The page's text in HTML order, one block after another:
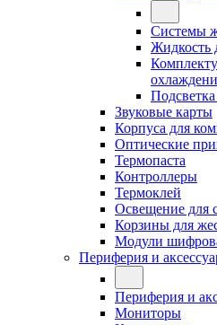
Системы
Жидкость
Звуковые карты
Корпуса для
Оптические
Термопаста
Контроллеры
Термоклей
Освещение для
Корзины для
Модули
Периферия и
Периферия и
Мониторы